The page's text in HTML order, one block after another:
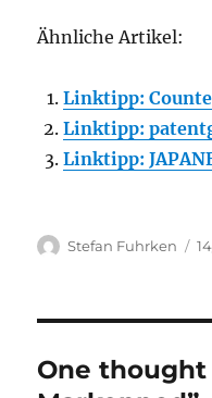
Ähnliche Artikel:
Linktipp:
Linktipp:
Linktipp:
Author
Stefan Fuhrken
One